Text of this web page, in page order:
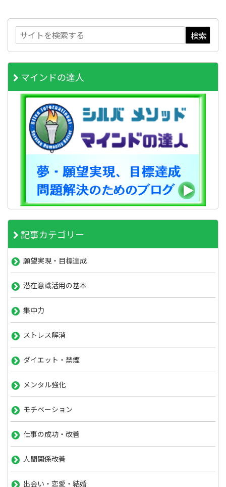
マインドの達人
記事カテゴリー
願望実現・目標達成
潜在意識活用の基本
集中力
ストレス解消
ダイエット・禁煙
メンタル強化
モチベーション
仕事の成功・改善
人間関係改善
出会い・恋愛・結婚